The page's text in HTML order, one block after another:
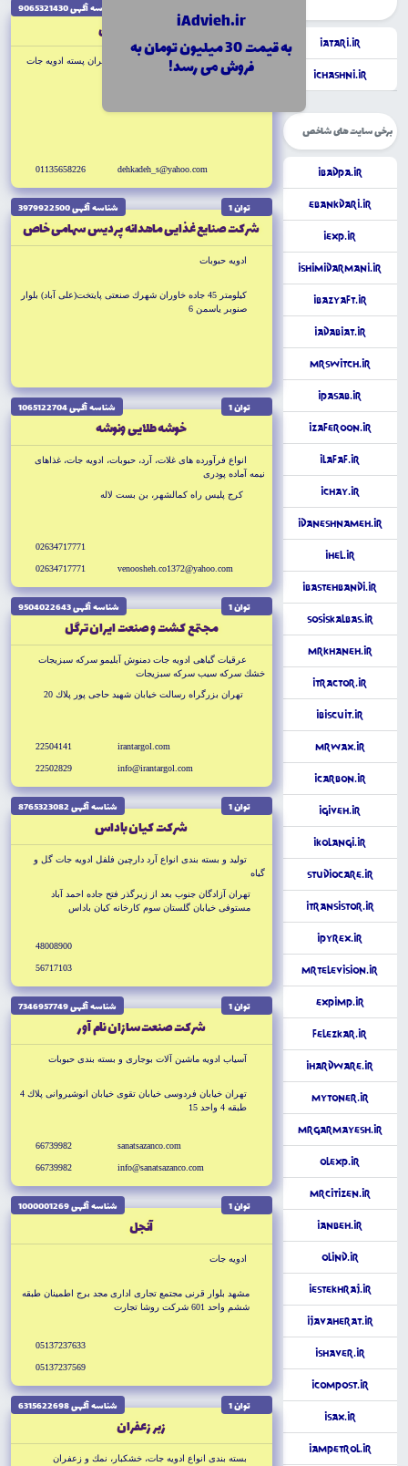
iAdvieh.ir
به قیمت 30 میلیون تومان به
فروش می رسد!
iAtari.ir
iChashni.ir
برخی سایت های شاخص
iBadpa.ir
eBankdari.ir
iExp.ir
iShimiDarmani.ir
iBazyaft.ir
iAdabiat.ir
MrSwitch.ir
iPasab.ir
iZaferoon.ir
iLafaf.ir
iChay.ir
iDaneshnameh.ir
iHel.ir
iBastehbandi.ir
SosisKalbas.ir
MrKhaneh.ir
iTractor.ir
iBiscuit.ir
MrWax.ir
iCarbon.ir
iGiveh.ir
iKolangi.ir
studiocare.ir
iTransistor.ir
iPyrex.ir
MrTelevision.ir
ExpImp.ir
FelezKar.ir
iHardWare.ir
MyToner.ir
MrGarmayesh.ir
OlExp.ir
MrCitizen.ir
iAnbeh.ir
OlInd.ir
iEstekhraj.ir
iJavaherat.ir
iShaver.ir
iCompost.ir
iSax.ir
iAmPetrol.ir
شناسه آگهى 9065321430
دهكده سبز ساحلى
بسته بندى برنج چاى حبوبات كشك زعفران پسته ادويه جات
dehkadeh_s@yahoo.com
01135658226
توان 1 شناسه آگهى 3979922500
شركت صنايع غذايى ماهدانه پرديس سهامى خاص
ادويه حبوبات
كيلومتر 45 جاده خاوران شهرك صنعتى پايتخت(على آباد) بلوار
صنوبر ياسمن 6
توان 1 شناسه آگهى 1065122704
خوشه طلايى ونوشه
انواع فرآورده هاى غلات، آرد، حبوبات، ادويه جات، غذاهاى
نيمه آماده پودرى
كرج پليس راه كمالشهر، بن بست لاله
venoosheh.co1372@yahoo.com
02634717771
02634717771
توان 1 شناسه آگهى 9504022643
مجتمع كشت و صنعت ايران ترگل
عرقيات گياهى ادويه جات دمنوش آبليمو سركه سبزيجات
خشك سركه سيب سركه سبزيجات
تهران بزرگراه رسالت خيابان شهيد حاجى پور پلاك 20
irantargol.com
info@irantargol.com
22504141
22502829
توان 1 شناسه آگهى 8765323082
شركت كيان باداس
توليد و بسته بندى انواع آرد دارچين فلفل ادويه جات گل و
گياه
تهران آزادگان جنوب بعد از زيرگذر فتح جاده احمد آباد
مستوفى خيابان گلستان سوم كارخانه كيان باداس
48008900
56717103
توان 1 شناسه آگهى 7346957749
شركت صنعت سازان نام آور
آسياب ادويه ماشين آلات بوجارى و بسته بندى حبوبات
تهران خيابان فردوسى خيابان تقوى خيابان انوشيروانى پلاك 4
طبقه 4 واحد 15
sanatsazanco.com
info@sanatsazanco.com
66739982
66739982
توان 1 شناسه آگهى 1000001269
آنجل
ادويه جات
مشهد بلوار قرنى مجتمع تجارى ادارى مجد برج اطمينان طبقه
ششم واحد 601 شركت روشا تجارت
05137237633
05137237569
توان 1 شناسه آگهى 6315622698
زبر زعفران
بسته بندى انواع ادويه جات، خشكبار، نمك و زعفران